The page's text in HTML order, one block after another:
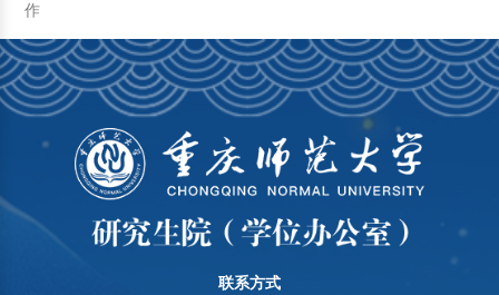
作
联系方式